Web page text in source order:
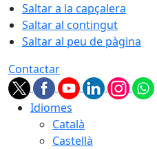
Saltar a la capçalera
Saltar al contingut
Saltar al peu de pàgina
Contactar
Idiomes
Català
Castellà